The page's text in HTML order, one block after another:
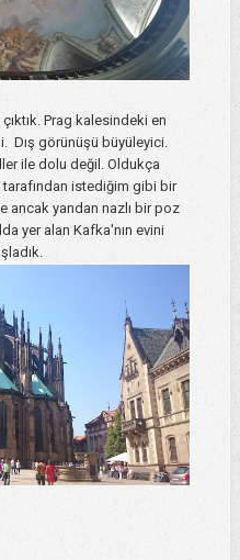
Prag kalesindeki en
Dış görünüşü büyüleyici.
ile dolu değil. Oldukça
istediğim gibi bir
yandan nazlı bir poz
yer alan Kafka'nın evini